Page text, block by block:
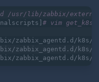
/usr/lib/zabbix/
# vim get_k8s
zabbix_agentd.d/k8s/
zabbix_agentd.d/k8s/